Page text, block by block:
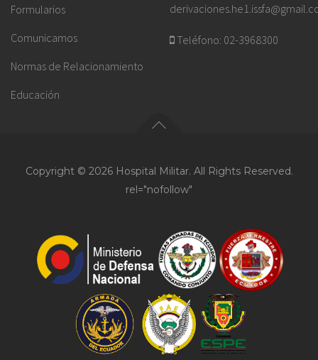
Formularios
Comunicamos
Normas de Relacionamiento
Educación
Teléfono: 02-3968300
Copyright © 2026 Hospital Militar. All Rights Reserved.
rel="nofollow"